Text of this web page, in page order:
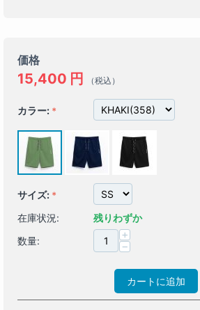
価格
15,400 円 （税込）
カラー:
サイズ:
在庫状況:
残りわずか
数量:
+
−
カートに追加